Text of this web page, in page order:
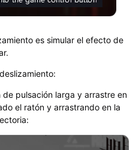
es simular el efecto de
de pulsación larga y arrastre en
el ratón y arrastrando en la